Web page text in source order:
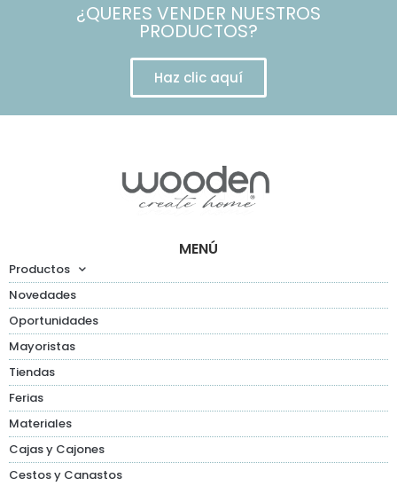
¿QUERES VENDER NUESTROS
PRODUCTOS?
Haz clic aquí
MENÚ
Productos
Novedades
Oportunidades
Mayoristas
Tiendas
Ferias
Materiales
Cajas y Cajones
Cestos y Canastos